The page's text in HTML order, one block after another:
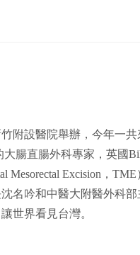
附設醫院舉辦，今年一
腸直腸外科專家，英國
Mesorectal Excision，
名吟和中醫大附醫外科
世界看見台灣。